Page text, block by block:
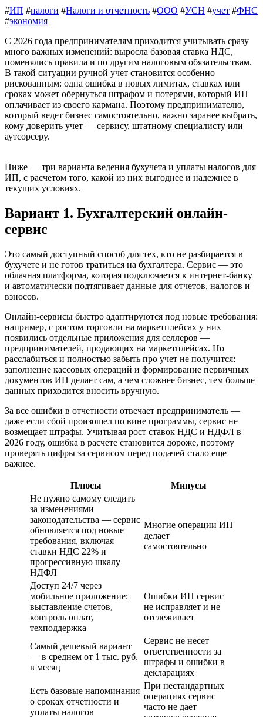
#ИП #налоги #Налоги и отчетность #ООО #УСН #учет #ФНС
#экономия
С 2026 года предпринимателям приходится учитывать сразу
много важных изменений: выросла базовая ставка НДС,
поменялись правила и по другим налоговым обязательствам.
В такой ситуации ручной учет становится особенно
рискованным: одна ошибка в новых лимитах, ставках или
сроках может обернуться штрафом и потерями, который ИП
оплачивает из своего кармана. Поэтому предпринимателю,
который ведет бизнес самостоятельно, важно заранее выбрать,
кому доверить учет — сервису, штатному специалисту или
аутсорсеру.
Ниже — три варианта ведения бухучета и уплаты налогов для
ИП, с расчетом того, какой из них выгоднее и надежнее в
текущих условиях.
Вариант 1. Бухгалтерский онлайн-
сервис
Это самый доступный способ для тех, кто не разбирается в
бухучете и не готов тратиться на бухгалтера. Сервис — это
облачная платформа, которая подключается к интернет-банку
и автоматически подтягивает данные для отчетов, налогов и
взносов.
Онлайн-сервисы быстро адаптируются под новые требования:
например, с ростом торговли на маркетплейсах у них
появились отдельные приложения для селлеров —
предпринимателей, продающих на маркетплейсах. Но
расслабиться и полностью забыть про учет не получится:
заполнение кассовых операций и формирование первичных
документов ИП делает сам, а чем сложнее бизнес, тем больше
данных приходится вносить вручную.
За все ошибки в отчетности отвечает предприниматель —
даже если сбой произошел по вине программы, сервис не
возмещает штрафы. Учитывая рост ставок НДС и НДФЛ в
2026 году, ошибка в расчете становится дороже, поэтому
проверять цифры за сервисом перед подачей стало еще
важнее.
Плюсы
Минусы
Не нужно самому следить
за изменениями
законодательства — сервис
обновляется под новые
требования, включая
ставки НДС 22% и
прогрессивную шкалу
НДФЛ
Многие операции ИП
делает
самостоятельно
Доступ 24/7 через
мобильное приложение:
выставление счетов,
контроль оплат,
техподдержка
Ошибки ИП сервис
не исправляет и не
отслеживает
Самый дешевый вариант
— в среднем от 1 тыс. руб.
в месяц
Сервис не несет
ответственности за
штрафы и ошибки в
декларациях
Есть базовые напоминания
о сроках отчетности и
уплаты налогов
При нестандартных
операциях сервис
часто не дает